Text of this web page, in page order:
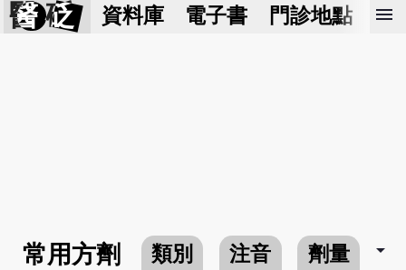
醫 砭 資料庫 電子書 門診地點 預
menu
常用方劑 類別 注音 劑量 arrow_drop_down